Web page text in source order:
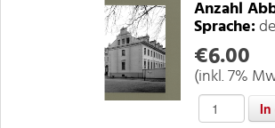
Anzahl
Sprache:
€6.00
(inkl. 7%